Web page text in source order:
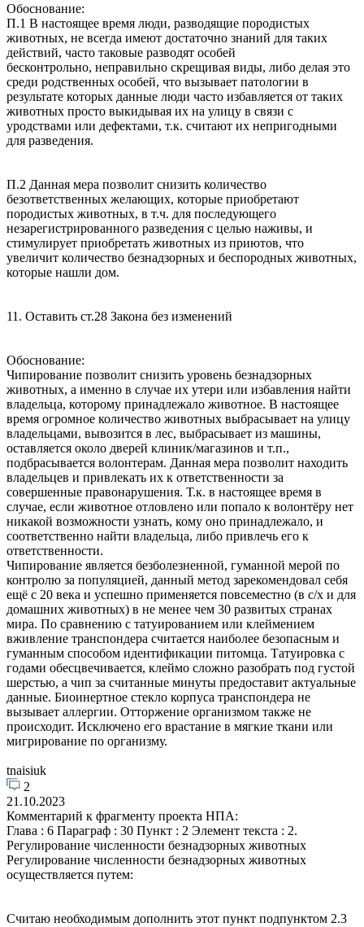
Обоснование:
П.1 В настоящее время люди, разводящие породистых
животных, не всегда имеют достаточно знаний для таких
действий, часто таковые разводят особей
бесконтрольно, неправильно скрещивая виды, либо делая это
среди родственных особей, что вызывает патологии в
результате которых данные люди часто избавляется от таких
животных просто выкидывая их на улицу в связи с
уродствами или дефектами, т.к. считают их непригодными
для разведения.
П.2 Данная мера позволит снизить количество
безответственных желающих, которые приобретают
породистых животных, в т.ч. для последующего
незарегистрированного разведения с целью наживы, и
стимулирует приобретать животных из приютов, что
увеличит количество безнадзорных и беспородных животных,
которые нашли дом.
11. Оставить ст.28 Закона без изменений
Обоснование:
Чипирование позволит снизить уровень безнадзорных
животных, а именно в случае их утери или избавления найти
владельца, которому принадлежало животное. В настоящее
время огромное количество животных выбрасывает на улицу
владельцами, вывозится в лес, выбрасывает из машины,
оставляется около дверей клиник/магазинов и т.п.,
подбрасывается волонтерам. Данная мера позволит находить
владельцев и привлекать их к ответственности за
совершенные правонарушения. Т.к. в настоящее время в
случае, если животное отловлено или попало к волонтёру нет
никакой возможности узнать, кому оно принадлежало, и
соответственно найти владельца, либо привлечь его к
ответственности.
Чипирование является безболезненной, гуманной мерой по
контролю за популяцией, данный метод зарекомендовал себя
ещё с 20 века и успешно применяется повсеместно (в с/х и для
домашних животных) в не менее чем 30 развитых странах
мира. По сравнению с татуированием или клеймением
вживление транспондера считается наиболее безопасным и
гуманным способом идентификации питомца. Татуировка с
годами обесцвечивается, клеймо сложно разобрать под густой
шерстью, а чип за считанные минуты предоставит актуальные
данные. Биоинертное стекло корпуса транспондера не
вызывает аллергии. Отторжение организмом также не
происходит. Исключено его врастание в мягкие ткани или
мигрирование по организму.
tnaisiuk
2
21.10.2023
Комментарий к фрагменту проекта НПА:
Глава : 6 Параграф : 30 Пункт : 2 Элемент текста : 2.
Регулирование численности безнадзорных животных
Регулирование численности безнадзорных животных
осуществляется путем:
Считаю необходимым дополнить этот пункт подпунктом 2.3